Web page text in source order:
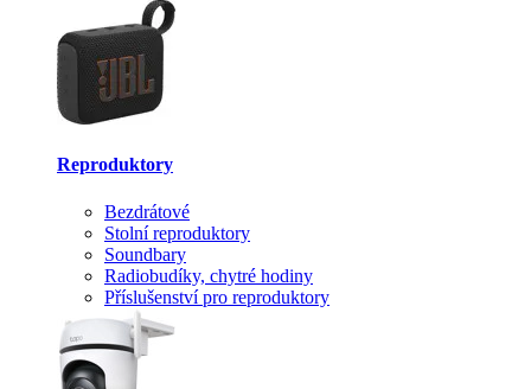
Reproduktory
Bezdrátové
Stolní reproduktory
Soundbary
Radiobudíky, chytré hodiny
Příslušenství pro reproduktory